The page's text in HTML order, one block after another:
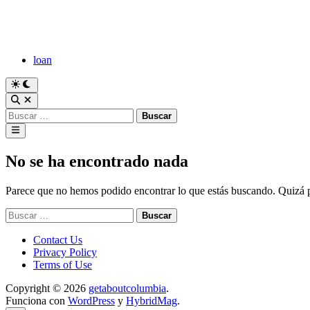
loan
Cambiar
a
modo
oscuro
Abrir
búsqueda
Buscar:
Menú
principal
No se ha encontrado nada
Parece que no hemos podido encontrar lo que estás buscando. Quizá
Buscar:
Contact Us
Privacy Policy
Terms of Use
Copyright © 2026 getaboutcolumbia.
Funciona con WordPress y HybridMag.